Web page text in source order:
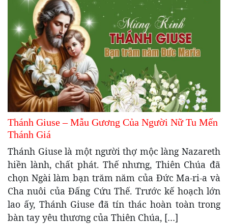
Thánh Giuse – Mẫu Gương Của Người Nữ Tu Mến
Thánh Giá
Thánh Giuse là một người thợ mộc làng Nazareth
hiền lành, chất phát. Thế nhưng, Thiên Chúa đã
chọn Ngài làm bạn trăm năm của Đức Ma-ri-a và
Cha nuôi của Đấng Cứu Thế. Trước kế hoạch lớn
lao ấy, Thánh Giuse đã tín thác hoàn toàn trong
bàn tay yêu thương của Thiên Chúa, […]